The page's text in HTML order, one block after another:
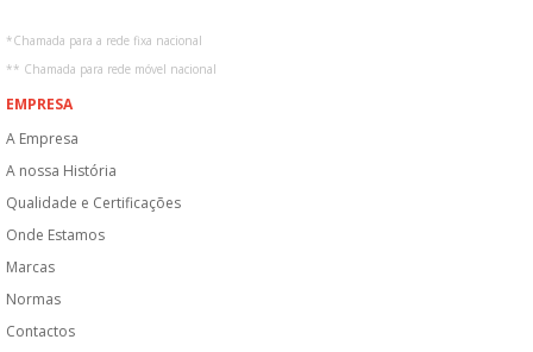
*Chamada para a rede fixa nacional
** Chamada para rede móvel nacional
EMPRESA
A Empresa
A nossa História
Qualidade e Certificações
Onde Estamos
Marcas
Normas
Contactos